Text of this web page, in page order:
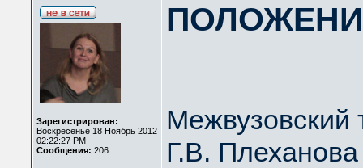
Зарегистрирован:
Воскресенье 18 Ноябрь 2012
02:22:27 PM
Сообщения: 206
Межвузовский
Г.В.